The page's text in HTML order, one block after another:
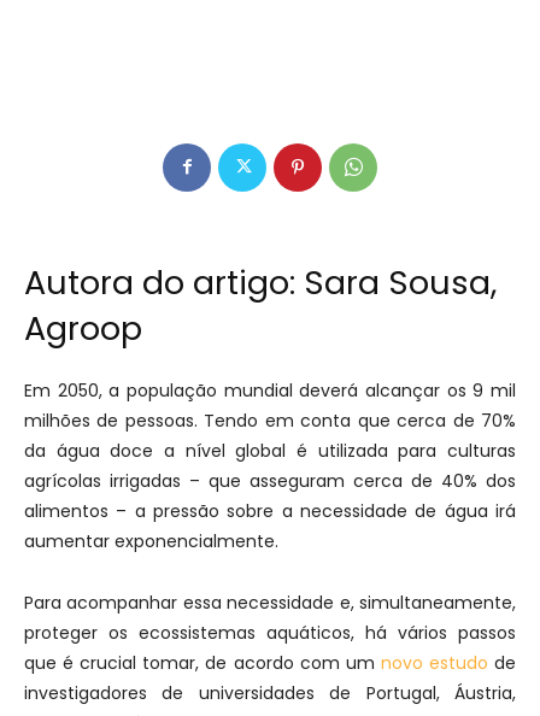
Autora do artigo: Sara Sousa,
Agroop
Em 2050, a população mundial deverá alcançar os 9 mil
milhões de pessoas. Tendo em conta que cerca de 70%
da água doce a nível global é utilizada para culturas
agrícolas irrigadas – que asseguram cerca de 40% dos
alimentos – a pressão sobre a necessidade de água irá
aumentar exponencialmente.
Para acompanhar essa necessidade e, simultaneamente,
proteger os ecossistemas aquáticos, há vários passos
que é crucial tomar, de acordo com um novo estudo de
investigadores de universidades de Portugal, Áustria,